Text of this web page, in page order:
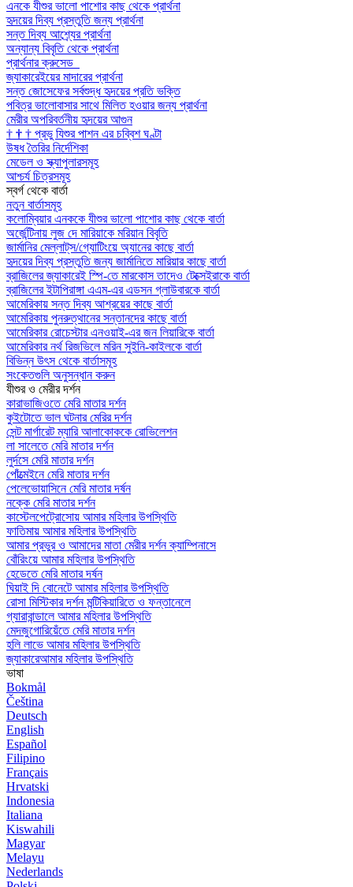
এনকে যীশুর ভালো পাশোর কাছ থেকে প্রার্থনা
হৃদয়ের দিব্য প্রস্তুতি জন্য প্রার্থনা
সন্ত দিব্য আশ্র্যের প্রার্থনা
অন্যান্য বিবৃতি থেকে প্রার্থনা
প্রার্থনার ক্রুসেড
জ্যাকারেইয়ের মাদারের প্রার্থনা
সন্ত জোসেফের সর্বশুদ্ধ হৃদয়ের প্রতি ভক্তি
পবিত্র ভালোবাসার সাথে মিলিত হওয়ার জন্য প্রার্থনা
মেরীর অপরিবর্তনীয় হৃদয়ের আগুন
† † † প্রভু যিশুর পাশন এর চব্বিশ ঘণ্টা
উষধ তৈরির নির্দেশিকা
মেডেল ও স্ক্যাপুলারসমূহ
আশ্চর্য চিত্রসমূহ
স্বর্গ থেকে বার্তা
নতুন বার্তাসমূহ
কলোম্বিয়ার এনককে যীশুর ভালো পাশোর কাছ থেকে বার্তা
অর্জেন্টিনায় লুজ দে মারিয়াকে মরিয়ান বিবৃতি
জার্মানির মেল্লাট্‌স/গ্যোটিংয়ে অ্যানের কাছে বার্তা
হৃদয়ের দিব্য প্রস্তুতি জন্য জার্মানিতে মারিয়ার কাছে বার্তা
ব্রাজিলের জ্যাকারেই স্পি-তে মারকোস তাদেও টেক্সেইরাকে বার্তা
ব্রাজিলের ইটাপিরাঙ্গা এএম-এর এডসন গ্লাউবারকে বার্তা
আমেরিকায় সন্ত দিব্য আশ্রয়ের কাছে বার্তা
আমেরিকায় পুনরুত্থানের সন্তানদের কাছে বার্তা
আমেরিকার রোচেস্টার এনওয়াই-এর জন লিয়ারিকে বার্তা
আমেরিকার নর্থ রিজভিলে মরিন সুইনি-কাইলকে বার্তা
বিভিন্ন উৎস থেকে বার্তাসমূহ
সংকেতগুলি অনুসন্ধান করুন
যীশুর ও মেরীর দর্শন
কারাভাজিওতে মেরি মাতার দর্শন
কুইটোতে ভাল ঘটনার মেরির দর্শন
সেন্ট মার্গারেট ম্যারি আলাকোককে রোভিলেশন
লা সালেতে মেরি মাতার দর্শন
লুর্দসে মেরি মাতার দর্শন
পোঁত্মেইনে মেরি মাতার দর্শন
পেলেভোয়াসিনে মেরি মাতার দর্ষন
নক্কে মেরি মাতার দর্শন
কাস্টেলপেট্রোসোয় আমার মহিলার উপস্থিতি
ফাতিমায় আমার মহিলার উপস্থিতি
আমার প্রভুর ও আমাদের মাতা মেরীর দর্শন ক্যাম্পিনাসে
বোঁরিংয়ে আমার মহিলার উপস্থিতি
হেডেতে মেরি মাতার দর্ষন
ঘিয়াই দি বোনেটে আমার মহিলার উপস্থিতি
রোসা মিস্টিকার দর্শন মন্টিকিয়ারিতে ও ফন্তানেলে
গ্যারাবান্ডালে আমার মহিলার উপস্থিতি
মেদজুগোরিয়েঁতে মেরি মাতার দর্শন
হলি লাভে আমার মহিলার উপস্থিতি
জ্যাকারেআমার মহিলার উপস্থিতি
ভাষা
Bokmål
Čeština
Deutsch
English
Español
Filipino
Français
Hrvatski
Indonesia
Italiana
Kiswahili
Magyar
Melayu
Nederlands